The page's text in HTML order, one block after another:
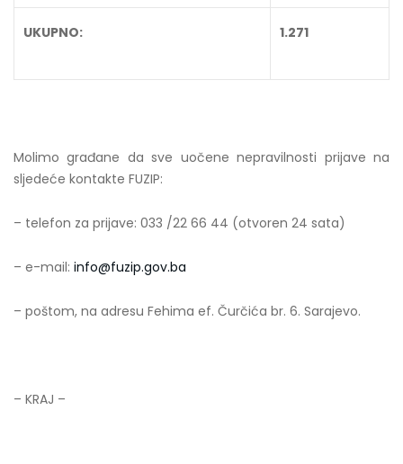
UKUPNO: 1.271
Molimo građane da sve uočene nepravilnosti prijave na
sljedeće kontakte FUZIP:
– telefon za prijave: 033 /22 66 44 (otvoren 24 sata)
– e-mail: info@fuzip.gov.ba
– poštom, na adresu Fehima ef. Čurčića br. 6. Sarajevo.
– KRAJ –